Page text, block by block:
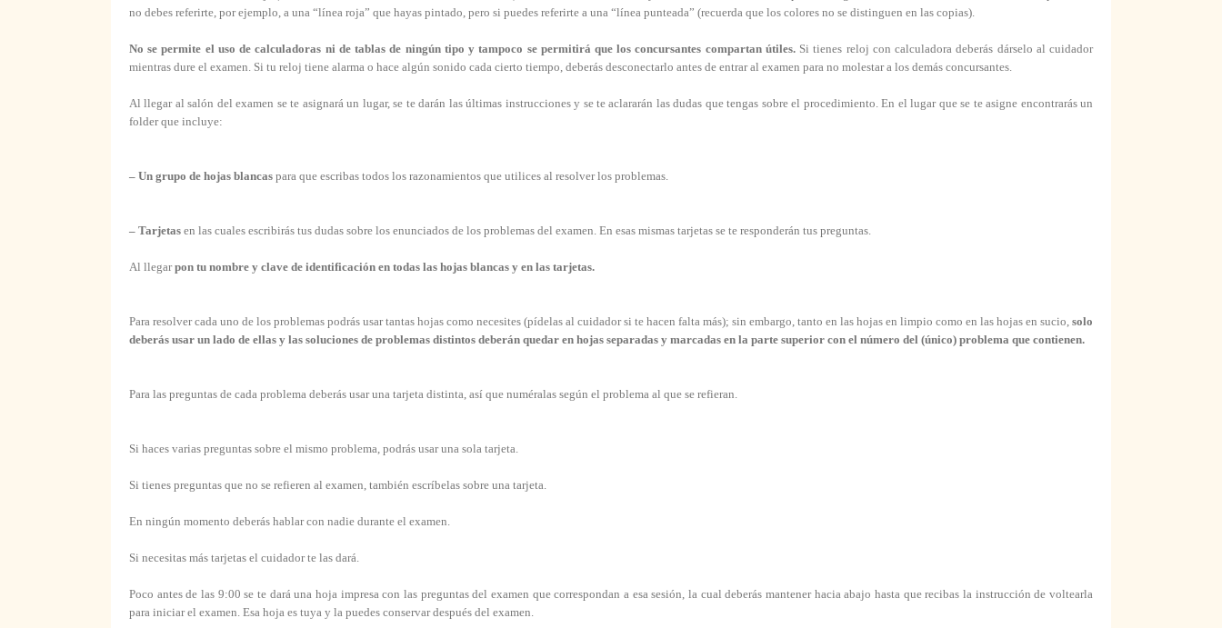
no debes referirte, por ejemplo, a una “línea roja” que hayas pintado, pero si puedes referirte a una “línea punteada” (recuerda que los colores no se distinguen en las copias).
No se permite el uso de calculadoras ni de tablas de ningún tipo y tampoco se permitirá que los concursantes compartan útiles.Si tienes reloj con calculadora deberás dárselo al cuidador
mientras dure el examen. Si tu reloj tiene alarma o hace algún sonido cada cierto tiempo, deberás desconectarlo antes de entrar al examen para no molestar a los demás concursantes.
Al llegar al salón del examen se te asignará un lugar, se te darán las últimas instrucciones y se te aclararán las dudas que tengas sobre el procedimiento. En el lugar que se te asigne encontrarás un
folder que incluye:
– Un grupo de hojas blancas para que escribas todos los razonamientos que utilices al resolver los problemas.
– Tarjetas en las cuales escribirás tus dudas sobre los enunciados de los problemas del examen. En esas mismas tarjetas se te responderán tus preguntas.
Al llegarpon tu nombre y clave de identificación en todas las hojas blancas y en las tarjetas.
Para resolver cada uno de los problemas podrás usar tantas hojas como necesites (pídelas al cuidador si te hacen falta más); sin embargo, tanto en las hojas en limpio como en las hojas en sucio, solo
deberás usar un lado de ellas y las soluciones de problemas distintos deberán quedar en hojas separadas y marcadas en la parte superior con el número del (único) problema que contienen.
Para las preguntas de cada problema deberás usar una tarjeta distinta, así que numéralas según el problema al que se refieran.
Si haces varias preguntas sobre el mismo problema, podrás usar una sola tarjeta.
Si tienes preguntas que no se refieren al examen, también escríbelas sobre una tarjeta.
En ningún momento deberás hablar con nadie durante el examen.
Si necesitas más tarjetas el cuidador te las dará.
Poco antes de las 9:00 se te dará una hoja impresa con las preguntas del examen que correspondan a esa sesión, la cual deberás mantener hacia abajo hasta que recibas la instrucción de voltearla
para iniciar el examen. Esa hoja es tuya y la puedes conservar después del examen.